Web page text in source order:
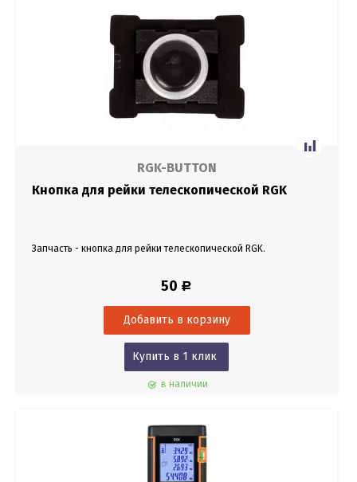
RGK-BUTTON
Кнопка для рейки телескопической RGK
Запчасть - кнопка для рейки телескопической RGK.
50 Р
Купить в 1 клик
в наличии